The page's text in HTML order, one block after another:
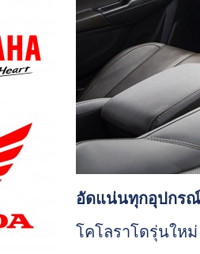
อัดแน่นทุกอุปกรณ์
โคโลราโดรุ่นให